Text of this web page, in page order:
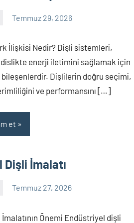
Temmuz 29, 2026
İlişkisi Nedir? Dişli sistemleri,
enerji iletimini sağlamak için
bileşenlerdir. Dişlilerin doğru seçimi,
ve performansını […]
et
İmalatı
Temmuz 27, 2026
Önemi Endüstriyel dişli